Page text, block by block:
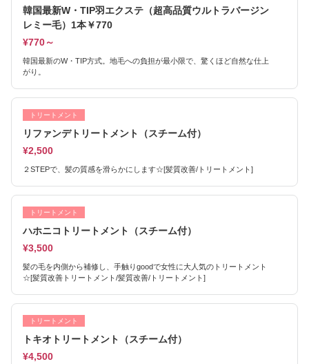
韓国最新W・TIP羽エクステ（超高品質ウルトラバージン
レミー毛）1本￥770
¥770～
韓国最新のW・TIP方式。地毛への負担が最小限で、驚くほど自然な仕上
がり。
トリートメント
リファンデトリートメント（スチーム付）
¥2,500
２STEPで、髪の質感を滑らかにします☆[髪質改善/トリートメント]
トリートメント
ハホニコトリートメント（スチーム付）
¥3,500
髪の毛を内側から補修し、手触りgoodで女性に大人気のトリートメント
☆[髪質改善トリートメント/髪質改善/トリートメント]
トリートメント
トキオトリートメント（スチーム付）
¥4,500